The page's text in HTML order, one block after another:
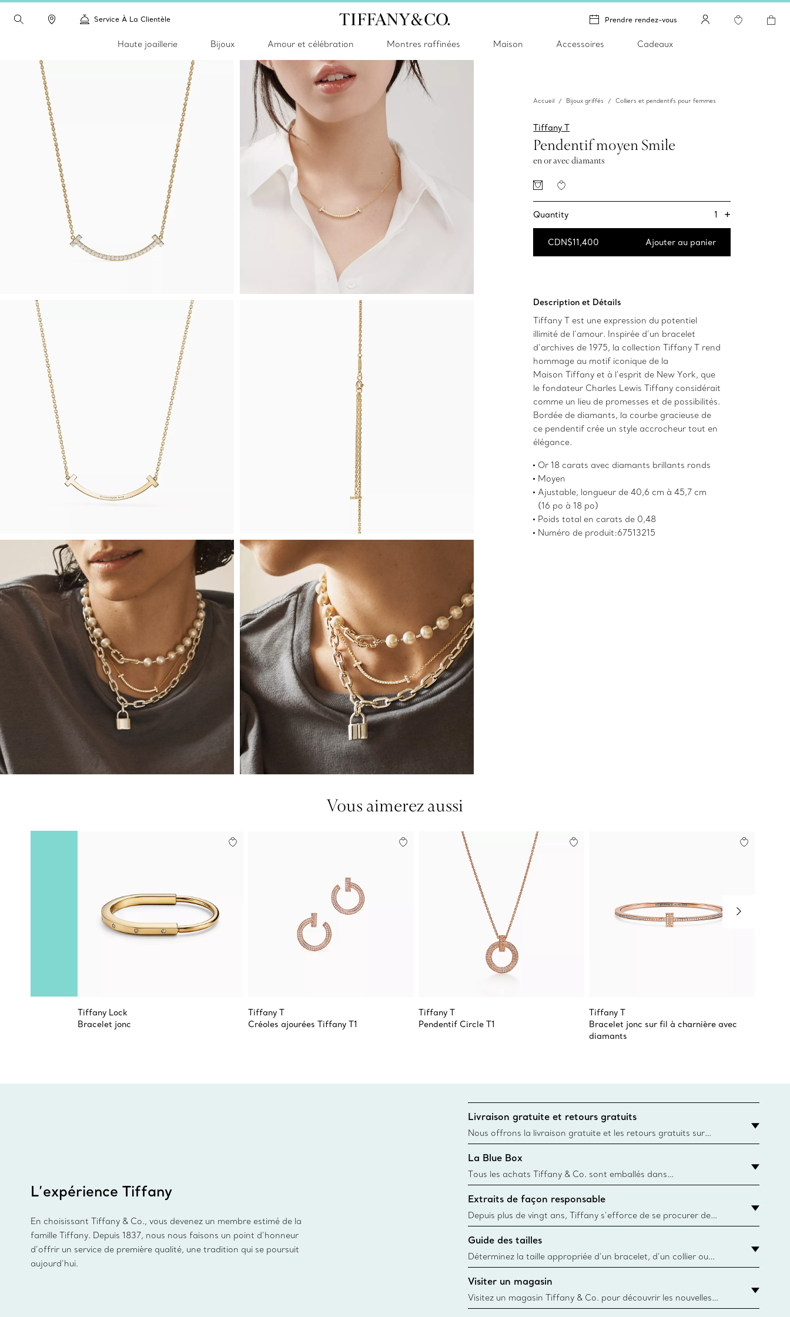
Service À La Clientèle Prendre rendez-vous
Haute joaillerie Bijoux Amour et célébration Montres raffinées Maison Accessoires Cadeaux
Accueil Bijoux griffés Colliers et pendentifs pour femmes
Tiffany T
Pendentif moyen Smile
en or avec diamants
Quantity 1 +
CDN$11,400 Ajouter au panier
Description et Détails
Tiffany T est une expression du potentiel
illimité de l’amour. Inspirée d’un bracelet
d’archives de 1975, la collection Tiffany T rend
hommage au motif iconique de la
Maison Tiffany et à l’esprit de New York, que
le fondateur Charles Lewis Tiffany considérait
comme un lieu de promesses et de possibilités.
Bordée de diamants, la courbe gracieuse de
ce pendentif crée un style accrocheur tout en
élégance.
Or 18 carats avec diamants brillants ronds
Moyen
Ajustable, longueur de 40,6 cm à 45,7 cm
(16 po à 18 po)
Poids total en carats de 0,48
Numéro de produit:67513215
Vous aimerez aussi
Tiffany Lock
Bracelet jonc
Tiffany T
Créoles ajourées Tiffany T1
Tiffany T
Pendentif Circle T1
Tiffany T
Bracelet jonc sur fil à charnière avec
diamants
L’expérience Tiffany
En choisissant Tiffany & Co., vous devenez un membre estimé de la
famille Tiffany. Depuis 1837, nous nous faisons un point d’honneur
d’offrir un service de première qualité, une tradition qui se poursuit
aujourd’hui.
Livraison gratuite et retours gratuits
Nous offrons la livraison gratuite et les retours gratuits sur
toutes les commandes Tiffany & Co. passées sur le site Web
canadien et dont la destination est l’adresse d’un particulier.
La Blue Box
Tous les achats Tiffany & Co. sont emballés dans
une Tiffany Blue Box. Bien que l'histoire de cet emballage célèbre
remonte à 1886, toutes les Blue Box et sacs sont aujourd'hui
fabriqués à partir de papier provenant de sources durables et de
matières
Extraits de façon responsable
Depuis plus de vingt ans, Tiffany s’efforce de se procurer de
façon responsable les matériaux précieux utilisés dans la
fabrication de ses bijoux. En apprendre davantage
Guide des tailles
Déterminez la taille appropriée d’un bracelet, d’un collier ou
d’une bague grâce au guide des tailles de Tiffany & Co.
Visiter un magasin
Visitez un magasin Tiffany & Co. pour découvrir les nouvelles
créations, les collections emblématiques et bien plus encore.